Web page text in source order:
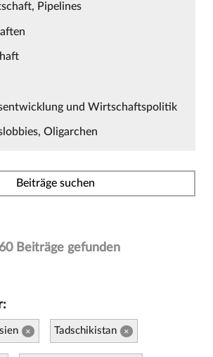
Pipelines
und Wirtschaftspolitik
Oligarchen
Beiträge suchen
Beiträge gefunden
× Tadschikistan ×